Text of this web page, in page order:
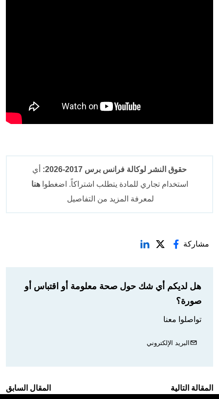
حقوق النشر لوكالة فرانس برس 2017-2026:
أي
استخدام تجاري للمادة يتطلب اشتراكاً. اضغطواهنا
لمعرفة المزيد من التفاصيل
مشاركة
هل لديكم أي شك حول صحة معلومة أو اقتباس أو
صورة؟
تواصلوا معنا
البريد الإلكتروني
المقالة التالية المقال السابق